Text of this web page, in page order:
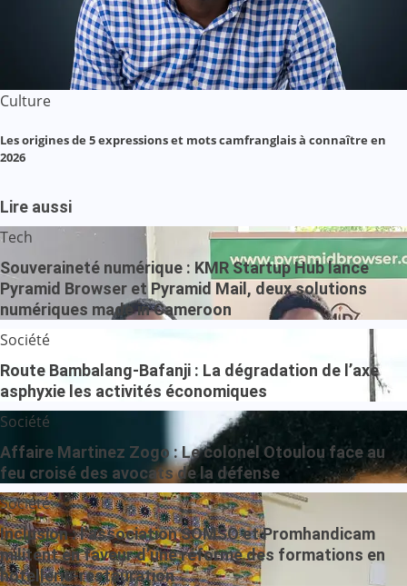
Culture
Les origines de 5 expressions et mots camfranglais à connaître en
2026
Lire aussi
Tech
Souveraineté numérique : KMR Startup Hub lance
Pyramid Browser et Pyramid Mail, deux solutions
numériques made in Cameroon
Société
Route Bambalang-Bafanji : La dégradation de l’axe
asphyxie les activités économiques
Société
Affaire Martinez Zogo : Le colonel Otoulou face au
feu croisé des avocats de la défense
Société
Inclusion : l’association SOMSO et Promhandicam
militent en faveur d’une réforme des formations en
hôtellerie-restauration